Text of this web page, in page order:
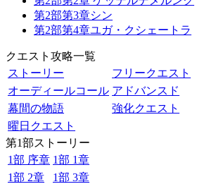
第2部第3章シン
第2部第4章ユガ・クシェートラ
クエスト攻略一覧
ストーリー
フリークエスト
オーディールコール アドバンスド
幕間の物語
強化クエスト
曜日クエスト
第1部ストーリー
1部 序章 1部 1章
1部 2章
1部 3章